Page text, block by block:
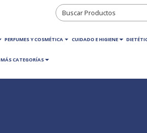
PERFUMES Y COSMÉTICA CUIDADO E HIGIENE
MÁS CATEGORÍAS